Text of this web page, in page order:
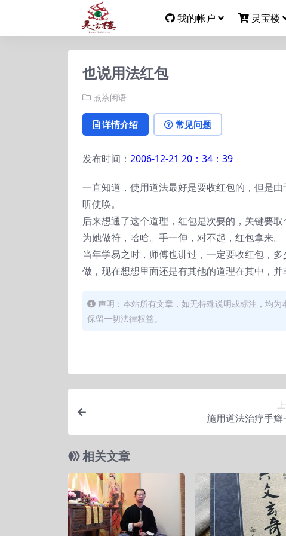
我的帐户 灵宝楼
也说用法红包
煮茶闲语
详情介绍 常见问题
发布时间： 2006-12-21 20：34：39
一直知道，使用道法最好是要收红包的，但是
听使唤。
后来想通了这个道理，红包是次要的，关键要
为她做符，哈哈。手一伸，对不起，红包拿来。
当年学易之时，师傅也讲过，一定要收红包，
做，现在想想里面还是有其他的道理在其中，并
声明：本站所有文章，如无特殊说明或标注，均
保留一切法律权益。
施用道法治疗手癣
相关文章